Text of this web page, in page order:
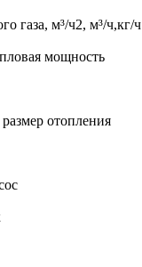
газа, м³/ч2, м³/ч,кг/ч
мощность
отопления